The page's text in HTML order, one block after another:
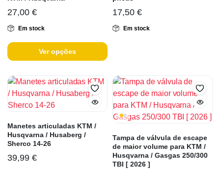
27,00 €
Em stock
Ver opções
17,50 €
Em stock
Manetes articuladas KTM /
Husqvarna / Husaberg /
Sherco 14-26
39,99 €
Tampa de válvula de escape
de maior volume para KTM /
Husqvarna / Gasgas 250/300
TBI [ 2026 ]